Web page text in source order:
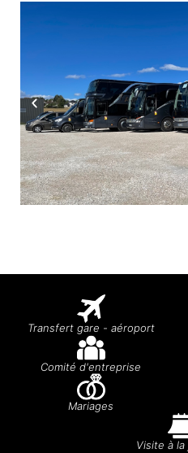
Transfert gare - aéroport
Comité d'entreprise
Mariages
Visite à